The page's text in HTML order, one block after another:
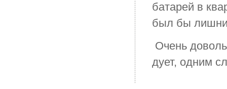
батарей в
был бы
Очень
дует, одним